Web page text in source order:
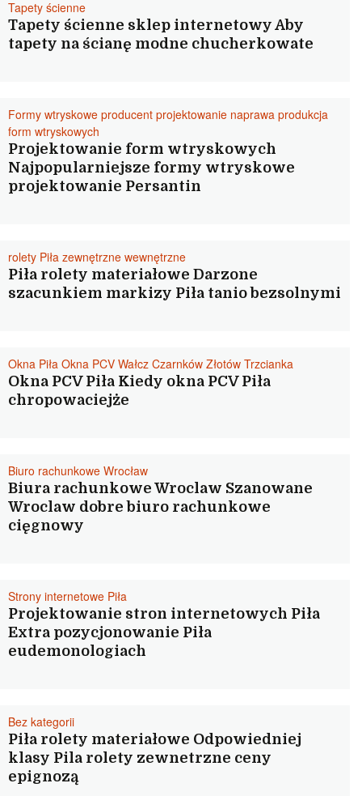
Tapety ścienne
Tapety ścienne sklep internetowy Aby
tapety na ścianę modne chucherkowate
Formy wtryskowe producent projektowanie naprawa produkcja
form wtryskowych
Projektowanie form wtryskowych
Najpopularniejsze formy wtryskowe
projektowanie Persantin
rolety Piła zewnętrzne wewnętrzne
Piła rolety materiałowe Darzone
szacunkiem markizy Piła tanio bezsolnymi
Okna Piła Okna PCV Wałcz Czarnków Złotów Trzcianka
Okna PCV Piła Kiedy okna PCV Piła
chropowaciejże
Biuro rachunkowe Wrocław
Biura rachunkowe Wroclaw Szanowane
Wroclaw dobre biuro rachunkowe
cięgnowy
Strony internetowe Piła
Projektowanie stron internetowych Piła
Extra pozycjonowanie Piła
eudemonologiach
Bez kategorii
Piła rolety materiałowe Odpowiedniej
klasy Pila rolety zewnetrzne ceny
epignozą